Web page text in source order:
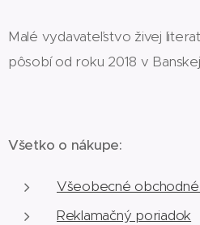
Malé vydavateľstvo živej
pôsobí od roku 2018 v
Všetko o nákupe:
Všeobecné
Reklamačný poriadok